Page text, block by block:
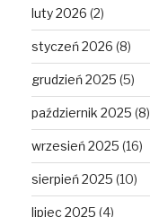
luty 2026 (2)
styczeń 2026 (8)
grudzień 2025 (5)
październik 2025 (8)
wrzesień 2025 (16)
sierpień 2025 (10)
lipiec 2025 (4)